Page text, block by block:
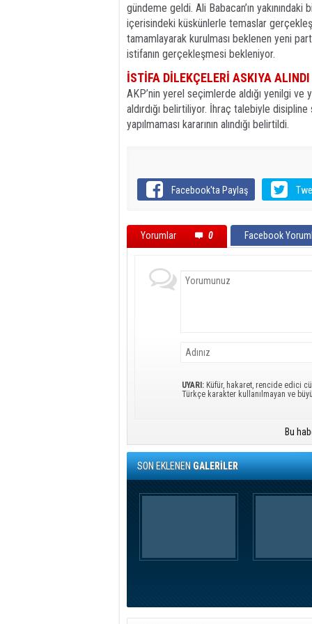
gündeme geldi. Ali Babacan’ın
içerisindeki küskünlerle temaslar
tamamlayarak kurulması beklenen yeni
istifanın gerçekleşmesi bekleniyor.
İSTİFA DİLEKÇELERİ ASKIYA ALINDI
AKP’nin yerel seçimlerde aldığı yenilgi ve
aldırdığı belirtiliyor. İhraç talebiyle
yapılmaması kararının alındığı belirtildi.
Facebook'ta Paylaş
Yorumlar 0 Facebook
UYARI: Küfür, hakaret, rencide edici
Türkçe karakter kullanılmayan ve
Bu
SON EKLENENGALERİLER